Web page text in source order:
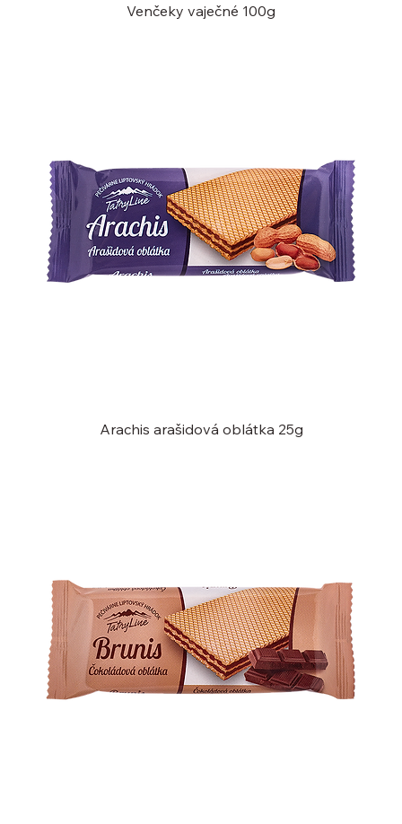
Venčeky vaječné 100g
Arachis arašidová oblátka 25g